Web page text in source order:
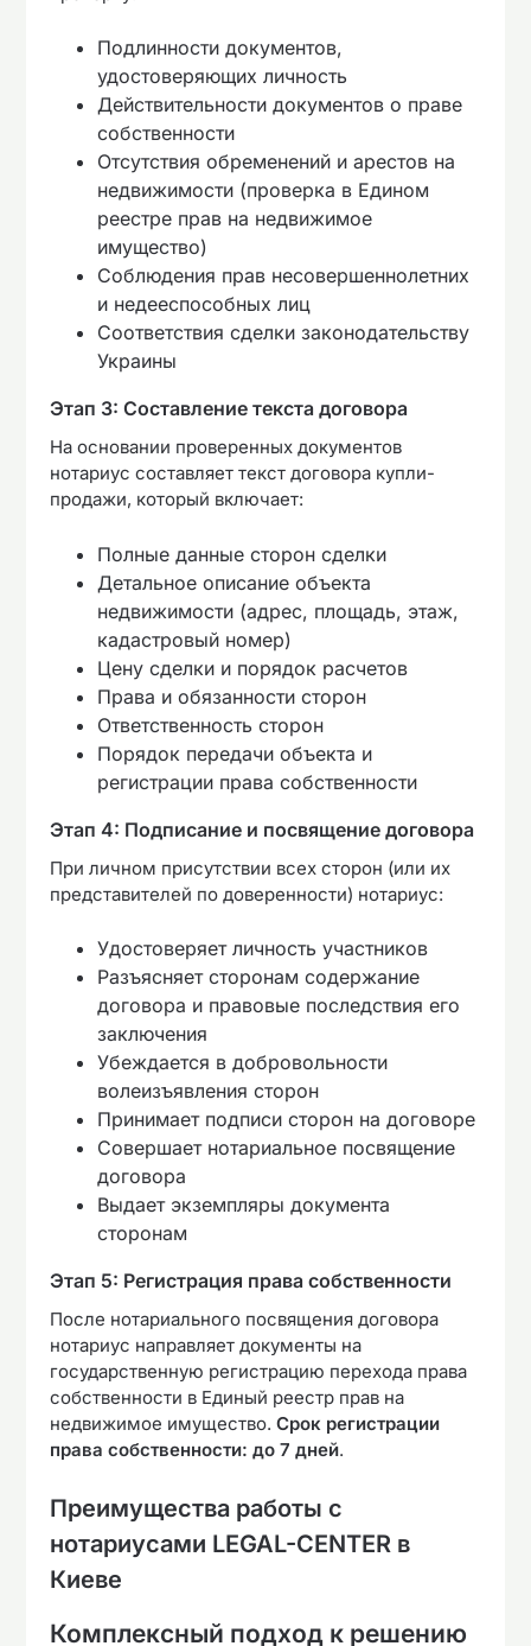
Подлинности документов,
удостоверяющих личность
Действительности документов о праве
собственности
Отсутствия обременений и арестов на
недвижимости (проверка в Едином
реестре прав на недвижимое
имущество)
Соблюдения прав несовершеннолетних
и недееспособных лиц
Соответствия сделки законодательству
Украины
Этап 3: Составление текста договора
На основании проверенных документов
нотариус составляет текст договора купли-
продажи, который включает:
Полные данные сторон сделки
Детальное описание объекта
недвижимости (адрес, площадь, этаж,
кадастровый номер)
Цену сделки и порядок расчетов
Права и обязанности сторон
Ответственность сторон
Порядок передачи объекта и
регистрации права собственности
Этап 4: Подписание и посвящение договора
При личном присутствии всех сторон (или их
представителей по доверенности) нотариус:
Удостоверяет личность участников
Разъясняет сторонам содержание
договора и правовые последствия его
заключения
Убеждается в добровольности
волеизъявления сторон
Принимает подписи сторон на договоре
Совершает нотариальное посвящение
договора
Выдает экземпляры документа
сторонам
Этап 5: Регистрация права собственности
После нотариального посвящения договора
нотариус направляет документы на
государственную регистрацию перехода права
собственности в Единый реестр прав на
недвижимое имущество.Срок регистрации
права собственности: до 7 дней.
Преимущества работы с
нотариусами LEGAL-CENTER в
Киеве
Комплексный подход к решению